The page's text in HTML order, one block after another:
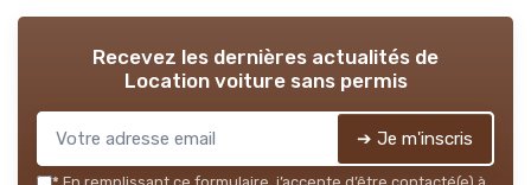
Recevez les dernières actualités de
Location voiture sans permis
➔ Je m'inscris